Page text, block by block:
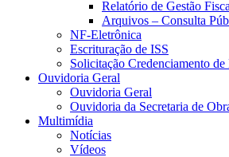
Relatório de Gestão
Arquivos – Consulta
NF-Eletrônica
Escrituração de ISS
Solicitação Credenciamento de
Ouvidoria Geral
Ouvidoria Geral
Ouvidoria da Secretaria de
Multimídia
Notícias
Vídeos